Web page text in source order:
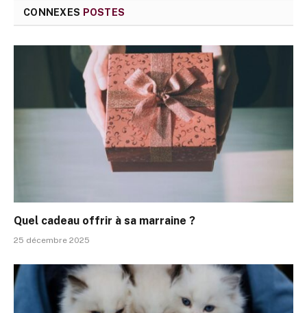
CONNEXES POSTES
Quel cadeau offrir à sa marraine ?
25 décembre 2025